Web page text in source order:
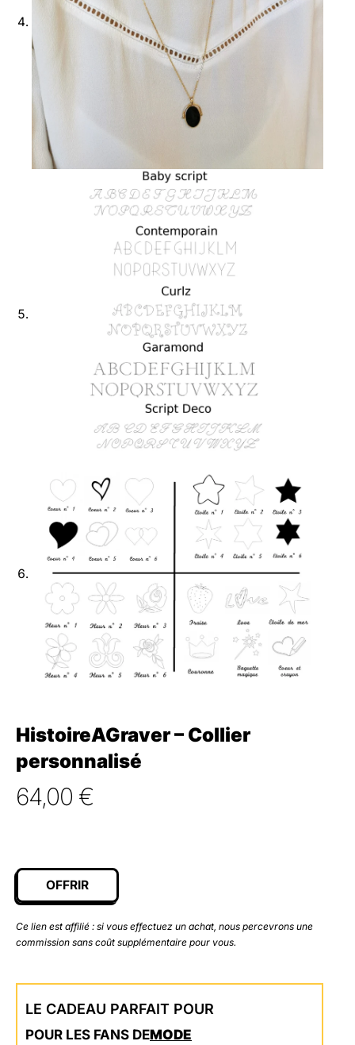
HistoireAGraver – Collier
personnalisé
64,00 €
OFFRIR
Ce lien est affilié : si vous effectuez un achat, nous percevrons une
commission sans coût supplémentaire pour vous.
LE CADEAU PARFAIT POUR
POUR LES FANS DEMODE